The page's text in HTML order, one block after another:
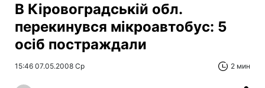
В Кіровоградській обл.
перекинувся мікроавтобус: 5
осіб постраждали
15:46 07.05.2008 Ср 2 мин